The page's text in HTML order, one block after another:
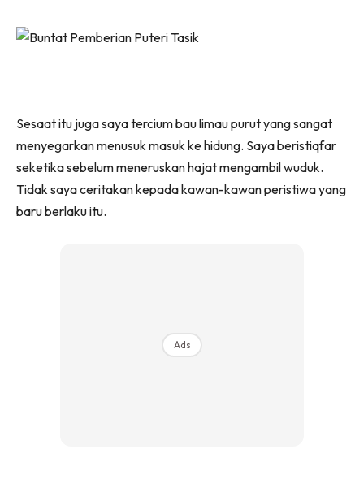
Sesaat itu juga saya tercium bau limau purut yang sangat
menyegarkan menusuk masuk ke hidung. Saya beristiqfar
seketika sebelum meneruskan hajat mengambil wuduk.
Tidak saya ceritakan kepada kawan-kawan peristiwa yang
baru berlaku itu.
Ads